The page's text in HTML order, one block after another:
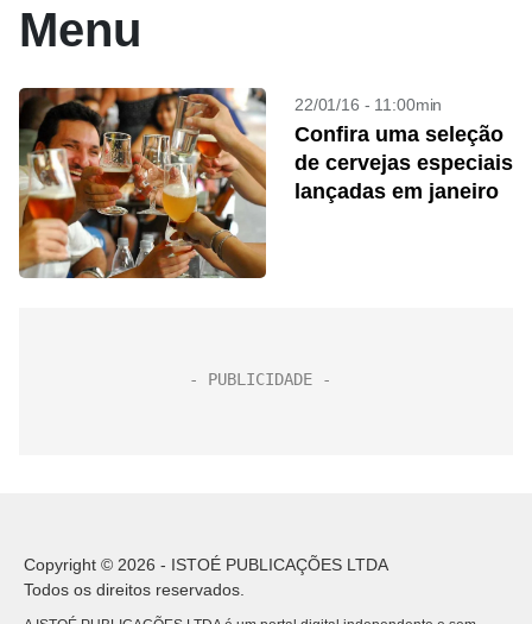
Menu
22/01/16 - 11:00min
Confira uma seleção
de cervejas especiais
lançadas em janeiro
Copyright © 2026 - ISTOÉ PUBLICAÇÕES LTDA
Todos os direitos reservados.